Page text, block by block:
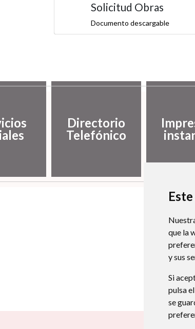
que la
y sus
Si
pulsa
se
Solicitud Obras
Documento descargable
Directorio
Telefónico